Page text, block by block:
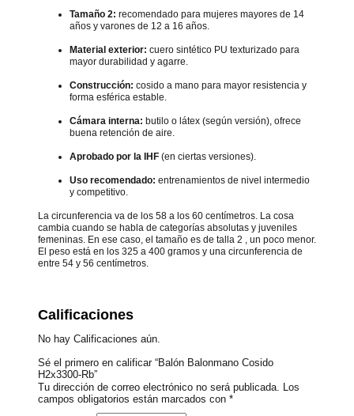
Tamaño 2: recomendado para mujeres mayores de 14
años y varones de 12 a 16 años.
Material exterior: cuero sintético PU texturizado para
mayor durabilidad y agarre.
Construcción: cosido a mano para mayor resistencia y
forma esférica estable.
Cámara interna: butilo o látex (según versión), ofrece
buena retención de aire.
Aprobado por la IHF (en ciertas versiones).
Uso recomendado: entrenamientos de nivel intermedio
y competitivo.
La circunferencia va de los 58 a los 60 centímetros. La cosa
cambia cuando se habla de categorías absolutas y juveniles
femeninas. En ese caso, el tamaño es de talla 2 , un poco menor.
El peso está en los 325 a 400 gramos y una circunferencia de
entre 54 y 56 centímetros.
Calificaciones
No hay Calificaciones aún.
Sé el primero en calificar “Balón Balonmano Cosido
H2x3300-Rb”
Tu dirección de correo electrónico no será publicada. Los
campos obligatorios están marcados con *